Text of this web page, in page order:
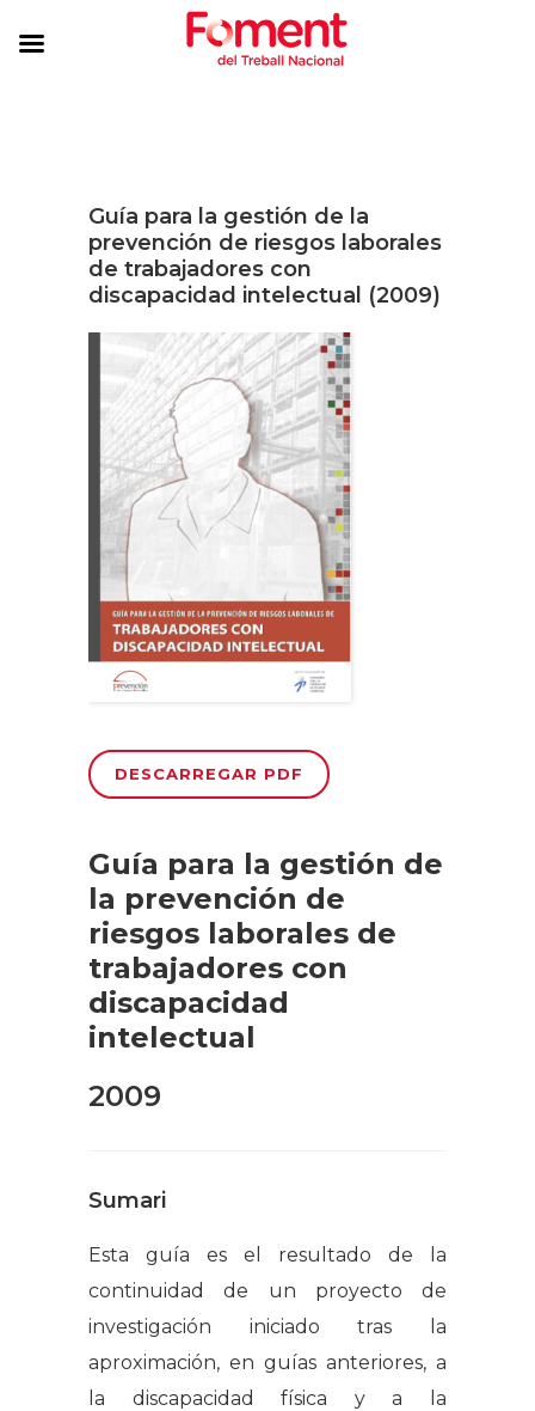
Guía para la gestión de la
prevención de riesgos laborales
de trabajadores con
discapacidad intelectual (2009)
DESCARREGAR PDF
Guía para la gestión de
la prevención de
riesgos laborales de
trabajadores con
discapacidad
intelectual
2009
Sumari
Esta guía es el resultado de la
continuidad de un proyecto de
investigación iniciado tras la
aproximación, en guías anteriores, a
la discapacidad física y a la